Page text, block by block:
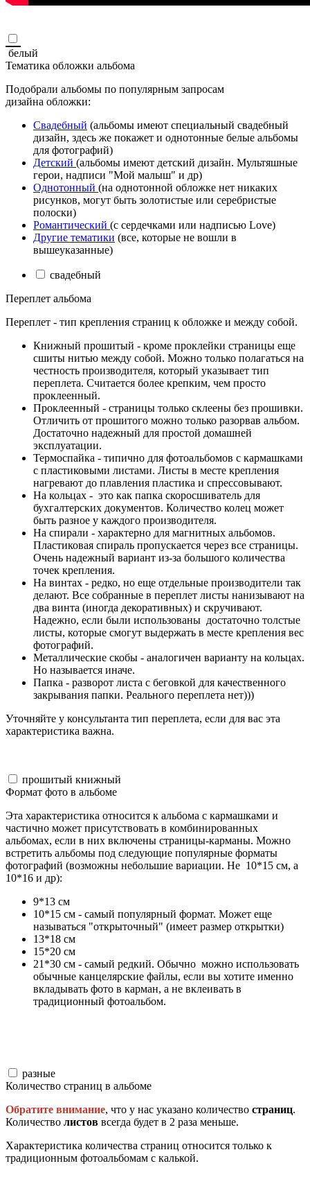
белый
Тематика обложки альбома
Подобрали альбомы по популярным запросам
дизайна обложки:
Свадебный (альбомы имеют специальный свадебный
дизайн, здесь же покажет и однотонные белые альбомы
для фотографий)
Детский (альбомы имеют детский дизайн. Мультяшные
герои, надписи "Мой малыш" и др)
Однотонный (на однотонной обложке нет никаких
рисунков, могут быть золотистые или серебристые
полоски)
Романтический (с сердечками или надписью Love)
Другие тематики (все, которые не вошли в
вышеуказанные)
свадебный
Переплет альбома
Переплет - тип крепления страниц к обложке и между собой.
Книжный прошитый - кроме проклейки страницы еще
сшиты нитью между собой. Можно только полагаться на
честность производителя, который указывает тип
переплета. Считается более крепким, чем просто
проклеенный.
Проклеенный - страницы только склеены без прошивки.
Отличить от прошитого можно только разорвав альбом.
Достаточно надежный для простой домашней
эксплуатации.
Термоспайка - типично для фотоальбомов с кармашками
с пластиковыми листами. Листы в месте крепления
нагревают до плавления пластика и спрессовывают.
На кольцах - это как папка скоросшиватель для
бухгалтерских документов. Количество колец может
быть разное у каждого производителя.
На спирали - характерно для магнитных альбомов.
Пластиковая спираль пропускается через все страницы.
Очень надежный вариант из-за большого количества
точек крепления.
На винтах - редко, но еще отдельные производители так
делают. Все собранные в переплет листы нанизывают на
два винта (иногда декоративных) и скручивают.
Надежно, если были использованы достаточно толстые
листы, которые смогут выдержать в месте крепления вес
фотографий.
Металлические скобы - аналогичен варианту на кольцах.
Но называется иначе.
Папка - разворот листа с беговкой для качественного
закрывания папки. Реального переплета нет)))
Уточняйте у консультанта тип переплета, если для вас эта
характеристика важна.
прошитый книжный
Формат фото в альбоме
Эта характеристика относится к альбома с кармашками и
частично может присутствовать в комбинированных
альбомах, если в них включены страницы-карманы. Можно
встретить альбомы под следующие популярные форматы
фотографий (возможны небольшие вариации. Не 10*15 см, а
10*16 и др):
9*13 см
10*15 см - самый популярный формат. Может еще
называться "открыточный" (имеет размер открытки)
13*18 см
15*20 см
21*30 см - самый редкий. Обычно можно использовать
обычные канцелярские файлы, если вы хотите именно
вкладывать фото в карман, а не вклеивать в
традиционный фотоальбом.
разные
Количество страниц в альбоме
Обратите внимание, что у нас указано количество страниц.
Количество листов всегда будет в 2 раза меньше.
Характеристика количества страниц относится только к
традиционным фотоальбомам с калькой.